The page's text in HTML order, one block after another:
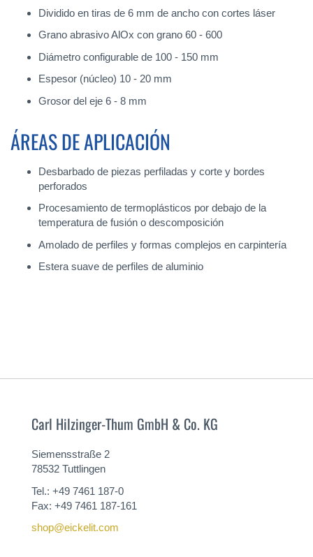
Dividido en tiras de 6 mm de ancho con cortes láser
Grano abrasivo AlOx con grano 60 - 600
Diámetro configurable de 100 - 150 mm
Espesor (núcleo) 10 - 20 mm
Grosor del eje 6 - 8 mm
ÁREAS DE APLICACIÓN
Desbarbado de piezas perfiladas y corte y bordes
perforados
Procesamiento de termoplásticos por debajo de la
temperatura de fusión o descomposición
Amolado de perfiles y formas complejos en carpintería
Estera suave de perfiles de aluminio
Carl Hilzinger-Thum GmbH & Co. KG
Siemensstraße 2
78532 Tuttlingen
Tel.: +49 7461 187-0
Fax: +49 7461 187-161
shop@eickelit.com